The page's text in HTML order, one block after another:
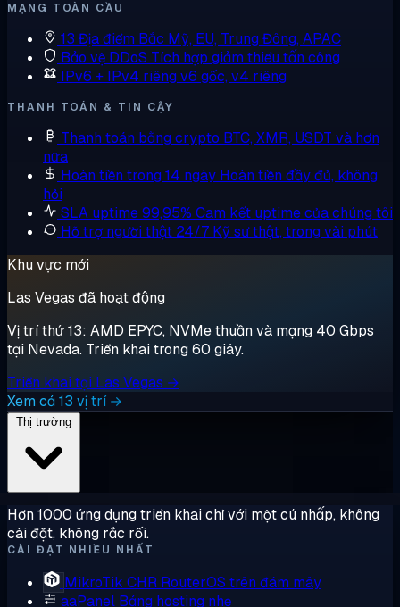
MẠNG TOÀN CẦU
13 Địa điểm Bắc Mỹ, EU, Trung Đông, APAC
Bảo vệ DDoS Tích hợp giảm thiểu tấn công
IPv6 + IPv4 riêng v6 gốc, v4 riêng
THANH TOÁN & TIN CẬY
Thanh toán bằng crypto BTC, XMR, USDT và hơn
nữa
Hoàn tiền trong 14 ngày Hoàn tiền đầy đủ, không
hỏi
SLA uptime 99,95% Cam kết uptime của chúng tôi
Hỗ trợ người thật 24/7 Kỹ sư thật, trong vài phút
Khu vực mới
Las Vegas đã hoạt động
Vị trí thứ 13: AMD EPYC, NVMe thuần và mạng 40 Gbps
tại Nevada. Triển khai trong 60 giây.
Triển khai tại Las Vegas →
Xem cả 13 vị trí →
Hơn 1000 ứng dụng triển khai chỉ với một cú nhấp, không
cài đặt, không rắc rối.
CÀI ĐẶT NHIỀU NHẤT
MikroTik CHR RouterOS trên đám mây
aaPanel Bảng hosting nhẹ